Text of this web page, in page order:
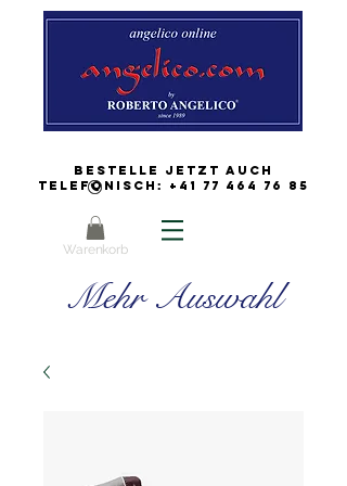
Bestelle jetzt auch
Telefonisch: +41 77 464 76 85
Warenkorb
Mehr Auswahl